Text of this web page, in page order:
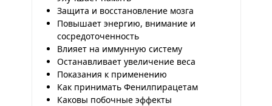
Защита и восстановление мозга
Повышает энергию, внимание и
сосредоточенность
Влияет на иммунную систему
Останавливает увеличение веса
Показания к применению
Как принимать Фенилпирацетам
Каковы побочные эффекты